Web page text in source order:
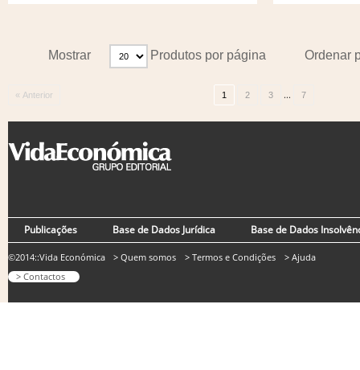
Ordenar
Mostrar Produtos por página
« Anterior 1 2 3 ... 7
Publicações Base de Dados Jurídica Base de Dados
©2014::Vida Económica
> Contactos
> Quem somos > Termos e Condições > Ajuda